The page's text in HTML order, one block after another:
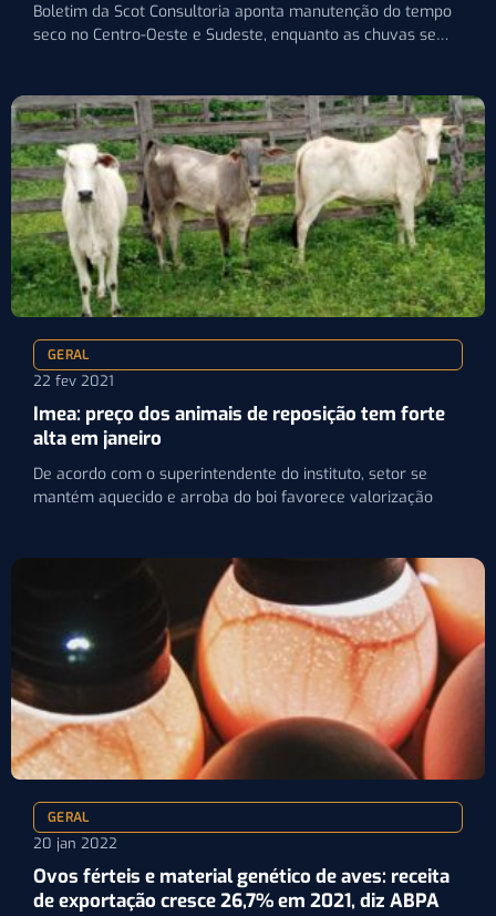
Boletim da Scot Consultoria aponta manutenção do tempo
seco no Centro-Oeste e Sudeste, enquanto as chuvas se
GERAL
22 fev 2021
Imea: preço dos animais de reposição tem forte
alta em janeiro
De acordo com o superintendente do instituto, setor se
mantém aquecido e arroba do boi favorece valorização
GERAL
20 jan 2022
Ovos férteis e material genético de aves: receita
de exportação cresce 26,7% em 2021, diz ABPA